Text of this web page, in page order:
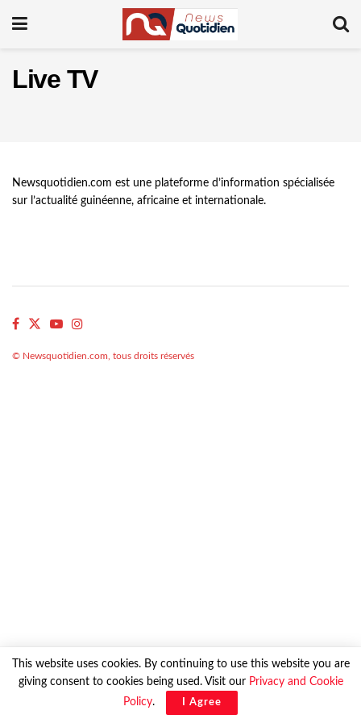
Live TV
Newsquotidien.com est une plateforme d’information spécialisée
sur l’actualité guinéenne, africaine et internationale.
© Newsquotidien.com, tous droits réservés
This website uses cookies. By continuing to use this website you are
giving consent to cookies being used. Visit our Privacy and Cookie
Policy. I Agree